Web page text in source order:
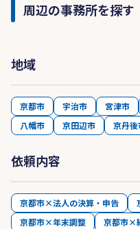
周辺の事務所を探す
地域
京都市 宇治市 宮津市
八幡市
京田辺市 京丹後
依頼内容
京都市×法人の決算・申告
京都市×年末調整
京都市×